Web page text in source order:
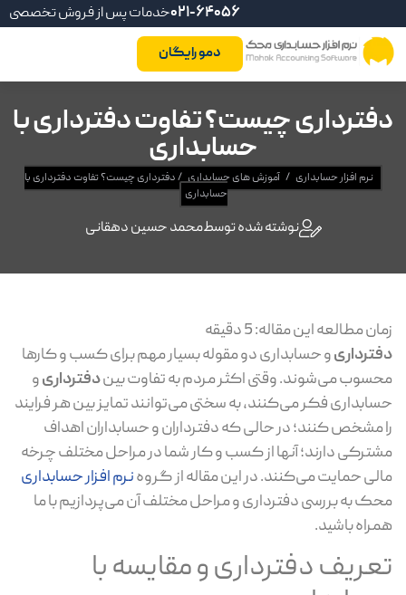
خدمات پس از فروش تخصصی021-64056
دمو رایگان
دفترداری چیست؟ تفاوت دفترداری با
حسابداری
نرم افزار حسابداری / آموزش های حسابداری /دفترداری چیست؟ تفاوت دفترداری با
حسابداری
نوشته شده توسطمحمد حسین دهقانی
زمان مطالعه این مقاله:5دقیقه
دفترداریو حسابداری دو مقوله بسیار مهم برای کسب و کارها
محسوب می‌شوند. وقتی اکثر مردم به تفاوت بیندفترداریو
حسابداری فکر می‌کنند، به سختی می‌توانند تمایز بین هر فرایند
را مشخص کنند؛ در حالی که دفترداران و حسابداران اهداف
مشترکی دارند؛ آنها از کسب و کار شما در مراحل مختلف چرخه
مالی حمایت می‌کنند. در این مقاله از گروهنرم افزار حسابداری
محک به بررسی دفترداری و مراحل مختلف آن می‌پردازیم با ما
همراه باشید.
تعریف دفترداری و مقایسه با